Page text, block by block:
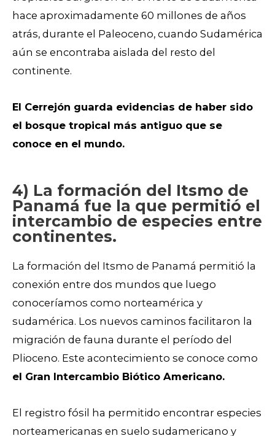
hace aproximadamente 60 millones de años
atrás, durante el Paleoceno, cuando Sudamérica
aún se encontraba aislada del resto del
continente.
El Cerrejón guarda evidencias de haber sido
el bosque tropical más antiguo que se
conoce en el mundo.
4) La formación del Itsmo de
Panamá fue la que permitió el
intercambio de especies entre
continentes.
La formación del Itsmo de Panamá permitió la
conexión entre dos mundos que luego
conoceríamos como norteamérica y
sudamérica. Los nuevos caminos facilitaron la
migración de fauna durante el período del
Plioceno. Este acontecimiento se conoce como
el Gran Intercambio Biótico Americano.
El registro fósil ha permitido encontrar especies
norteamericanas en suelo sudamericano y